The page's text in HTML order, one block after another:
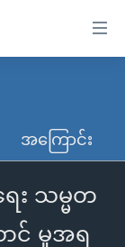
အကြောင်း
း သမ္မတ
င် မူအရ